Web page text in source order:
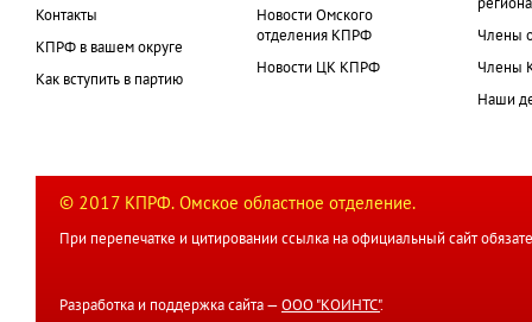
Контакты
КПРФ в вашем округе
Как вступить в партию
Новости Омского
отделения КПРФ
Новости ЦК КПРФ
Члены
Члены
Наши
© 2017 КПРФ. Омское областное отделение.
При перепечатке и цитировании ссылка на официальный сайт
Разработка и поддержка сайта — ООО "КОИНТС".